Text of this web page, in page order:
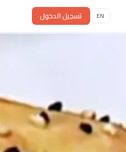
EN تسجيل الدخول